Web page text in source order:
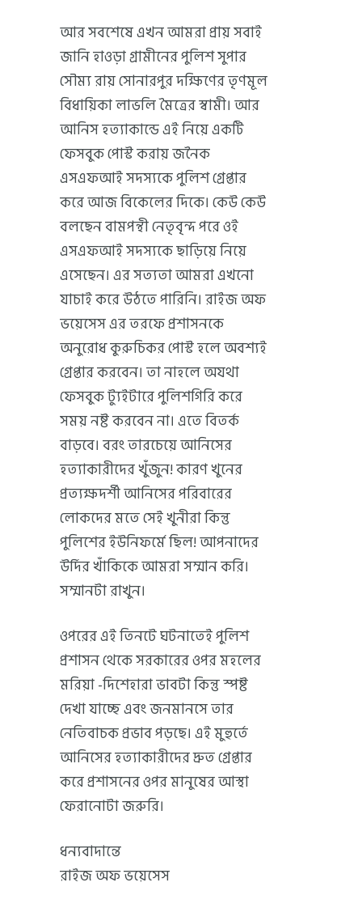
আর সবশেষে এখন আমরা প্রায় সবাই
জানি হাওড়া গ্রামীনের পুলিশ সুপার
সৌম্য রায় সোনারপুর দক্ষিণের তৃণমূল
বিধায়িকা লাভলি মৈত্রের স্বামী। আর
আনিস হত্যাকান্ডে এই নিয়ে একটি
ফেসবুক পোস্ট করায় জনৈক
এসএফআই সদস্যকে পুলিশ গ্রেপ্তার
করে আজ বিকেলের দিকে। কেউ কেউ
বলছেন বামপন্থী নেতৃবৃন্দ পরে ওই
এসএফআই সদস্যকে ছাড়িয়ে নিয়ে
এসেছেন। এর সত্যতা আমরা এখনো
যাচাই করে উঠতে পারিনি। রাইজ অফ
ভয়েসেস এর তরফে প্রশাসনকে
অনুরোধ কুরুচিকর পোস্ট হলে অবশ্যই
গ্রেপ্তার করবেন। তা নাহলে অযথা
ফেসবুক ট্যুইটারে পুলিশগিরি করে
সময় নষ্ট করবেন না। এতে বিতর্ক
বাড়বে। বরং তারচেয়ে আনিসের
হত্যাকারীদের খুঁজুন! কারণ খুনের
প্রত্যক্ষদর্শী আনিসের পরিবারের
লোকদের মতে সেই খুনীরা কিন্তু
পুলিশের ইউনিফর্মে ছিল! আপনাদের
উর্দির খাঁকিকে আমরা সম্মান করি।
সম্মানটা রাখুন।
ওপরের এই তিনটে ঘটনাতেই পুলিশ
প্রশাসন থেকে সরকারের ওপর মহলের
মরিয়া -দিশেহারা ভাবটা কিন্তু স্পষ্ট
দেখা যাচ্ছে এবং জনমানসে তার
নেতিবাচক প্রভাব পড়ছে। এই মুহুর্তে
আনিসের হত্যাকারীদের দ্রুত গ্রেপ্তার
করে প্রশাসনের ওপর মানুষের আস্থা
ফেরানোটা জরুরি।
ধন্যবাদান্তে
রাইজ অফ ভয়েসেস